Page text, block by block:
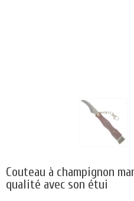
Couteau à champignon
qualité avec son étui